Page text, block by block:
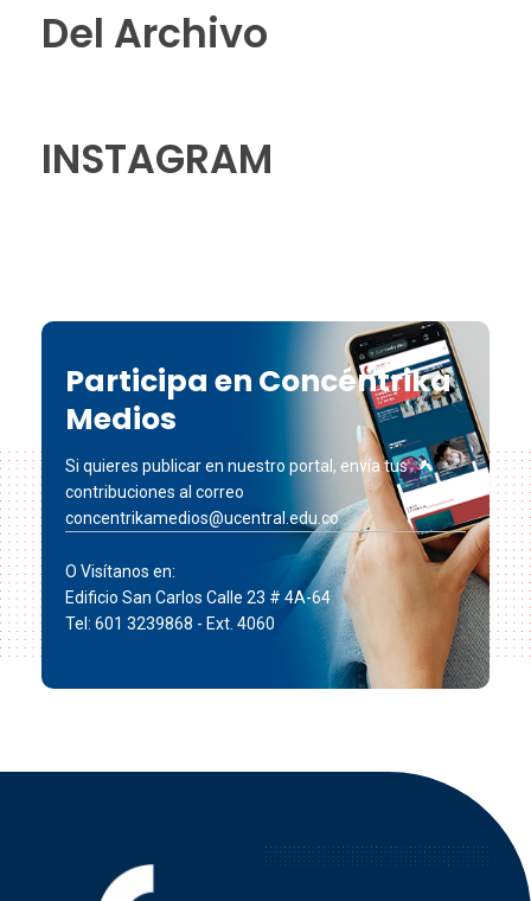
Del Archivo
INSTAGRAM
Participa en Concéntrika
Medios
Si quieres publicar en nuestro portal, envía tus
contribuciones al correo
concentrikamedios@ucentral.edu.co
O Visítanos en:
Edificio San Carlos Calle 23 # 4A-64
Tel: 601 3239868 - Ext. 4060